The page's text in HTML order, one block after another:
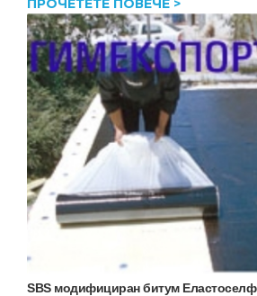
ПРОЧЕТЕТЕ ПОВЕЧЕ >
SBS модифициран битум Еластоселф